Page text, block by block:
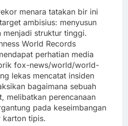
menara tatakan bir ini
ambisius: menyusun
menjadi struktur tinggi.
World Records
perhatian media
fox-news/world/world-
lekas mencatat insiden
bagaimana sebuah
melibatkan perencanaan
pada keseimbangan
karton tipis.